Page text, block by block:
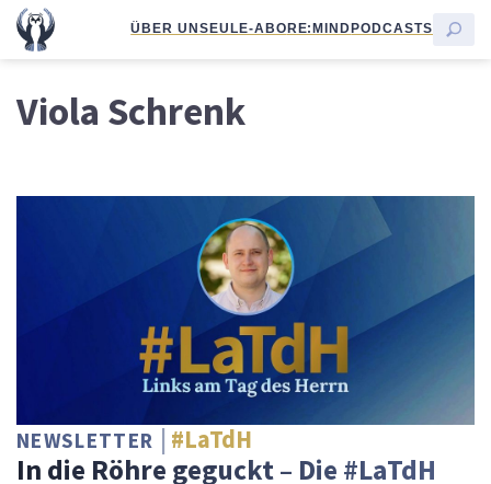
ÜBER UNSEULE-ABORE:MINDPODCASTS
Viola Schrenk
NEWSLETTER #LaTdH
In die Röhre geguckt – Die #LaTdH